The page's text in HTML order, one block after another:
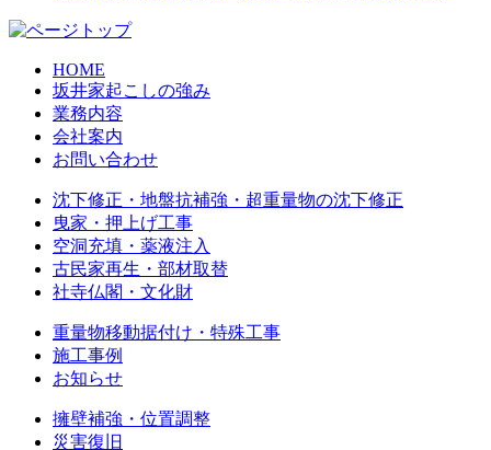
HOME
坂井家起こしの強み
業務内容
会社案内
お問い合わせ
沈下修正・地盤抗補強・超重量物の沈下修正
曳家・押上げ工事
空洞充填・薬液注入
古民家再生・部材取替
社寺仏閣・文化財
重量物移動据付け・特殊工事
施工事例
お知らせ
擁壁補強・位置調整
災害復旧